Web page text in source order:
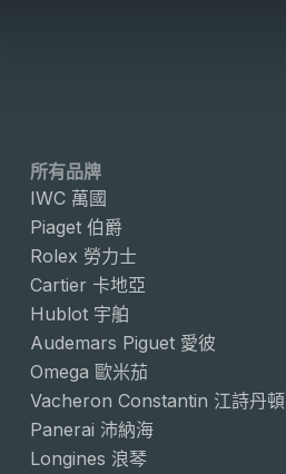
所有品牌
IWC 萬國
Piaget 伯爵
Rolex 勞力士
Cartier 卡地亞
Hublot 宇舶
Audemars Piguet 愛彼
Omega 歐米茄
Vacheron Constantin 江詩丹頓
Panerai 沛納海
Longines 浪琴